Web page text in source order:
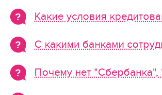
Какие условия
С какими банками
Почему нет